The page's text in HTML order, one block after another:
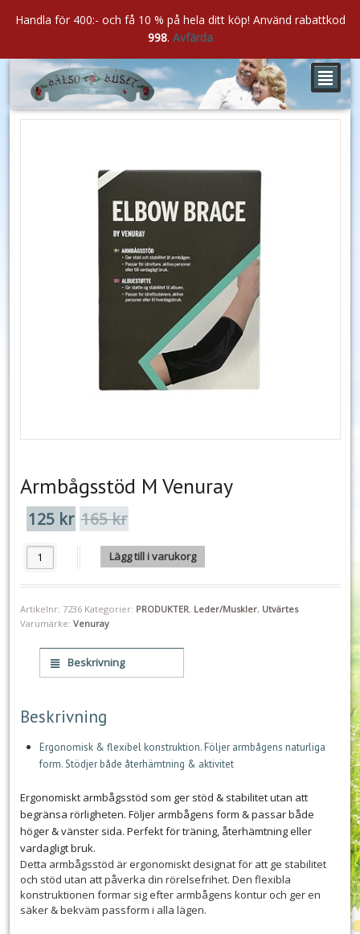
²
Armbågsstöd M Venuray
165krDet
ursprungliga
priset
var:
125 kr
Det
nuvarande
priset
är:
Armbågsstöd M Venuray mängd
Lägg till i varukorg
Artikelnr: 7236 Kategorier: PRODUKTER, Leder/Muskler, Utvärtes
Varumärke: Venuray
Beskrivning
Beskrivning
Ergonomisk & flexibel konstruktion. Följer armbågens naturliga
form. Stödjer både återhämtning & aktivitet
Ergonomiskt armbågsstöd som ger stöd & stabilitet utan att
begränsa rörligheten. Följer armbågens form & passar både
höger & vänster sida. Perfekt för träning, återhämtning eller
vardagligt bruk.
Detta armbågsstöd är ergonomiskt designat för att ge stabilitet
och stöd utan att påverka din rörelsefrihet. Den flexibla
konstruktionen formar sig efter armbågens kontur och ger en
säker & bekväm passform i alla lägen.
Handla för 400:- och få 10 % på hela ditt köp! Använd rabattkod
998. Avfärda